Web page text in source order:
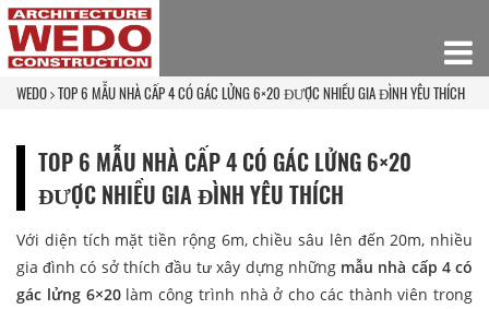
WEDO TOP 6 MẪU NHÀ CẤP 4 CÓ GÁC LỬNG 6×20 ĐƯỢC NHIỀU GIA ĐÌNH YÊU THÍCH
TOP 6 MẪU NHÀ CẤP 4 CÓ GÁC LỬNG 6×20
ĐƯỢC NHIỀU GIA ĐÌNH YÊU THÍCH
Với diện tích mặt tiền rộng 6m, chiều sâu lên đến 20m, nhiều
gia đình có sở thích đầu tư xây dựng những mẫu nhà cấp 4 có
gác lửng 6×20làm công trình nhà ở cho các thành viên trong